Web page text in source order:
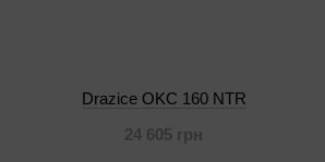
Drazice OKC 160 NTR
24 605 грн